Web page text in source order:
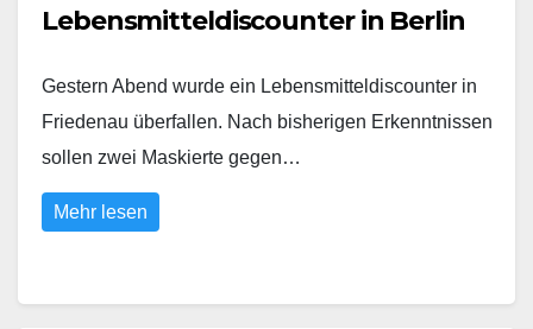
Lebensmitteldiscounter in Berlin
Gestern Abend wurde ein Lebensmitteldiscounter in
Friedenau überfallen. Nach bisherigen Erkenntnissen
sollen zwei Maskierte gegen…
Mehr lesen